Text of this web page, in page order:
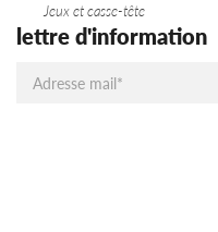
Jeux et casse-tête
lettre d'information